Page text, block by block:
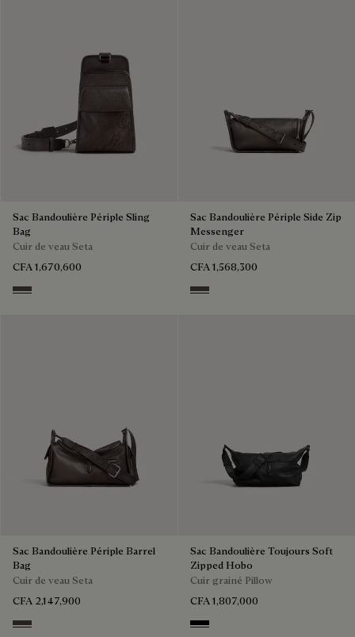
Sac Bandoulière Périple Sling
Bag
Cuir de veau Seta
CFA 1,670,600
Grey
Sac Bandoulière Périple Side Zip
Messenger
Cuir de veau Seta
CFA 1,568,300
Grey
Sac Bandoulière Périple Barrel
Bag
Cuir de veau Seta
CFA 2,147,900
Grey
Sac Bandoulière Toujours Soft
Zipped Hobo
Cuir grainé Pillow
CFA 1,807,000
Deep Black